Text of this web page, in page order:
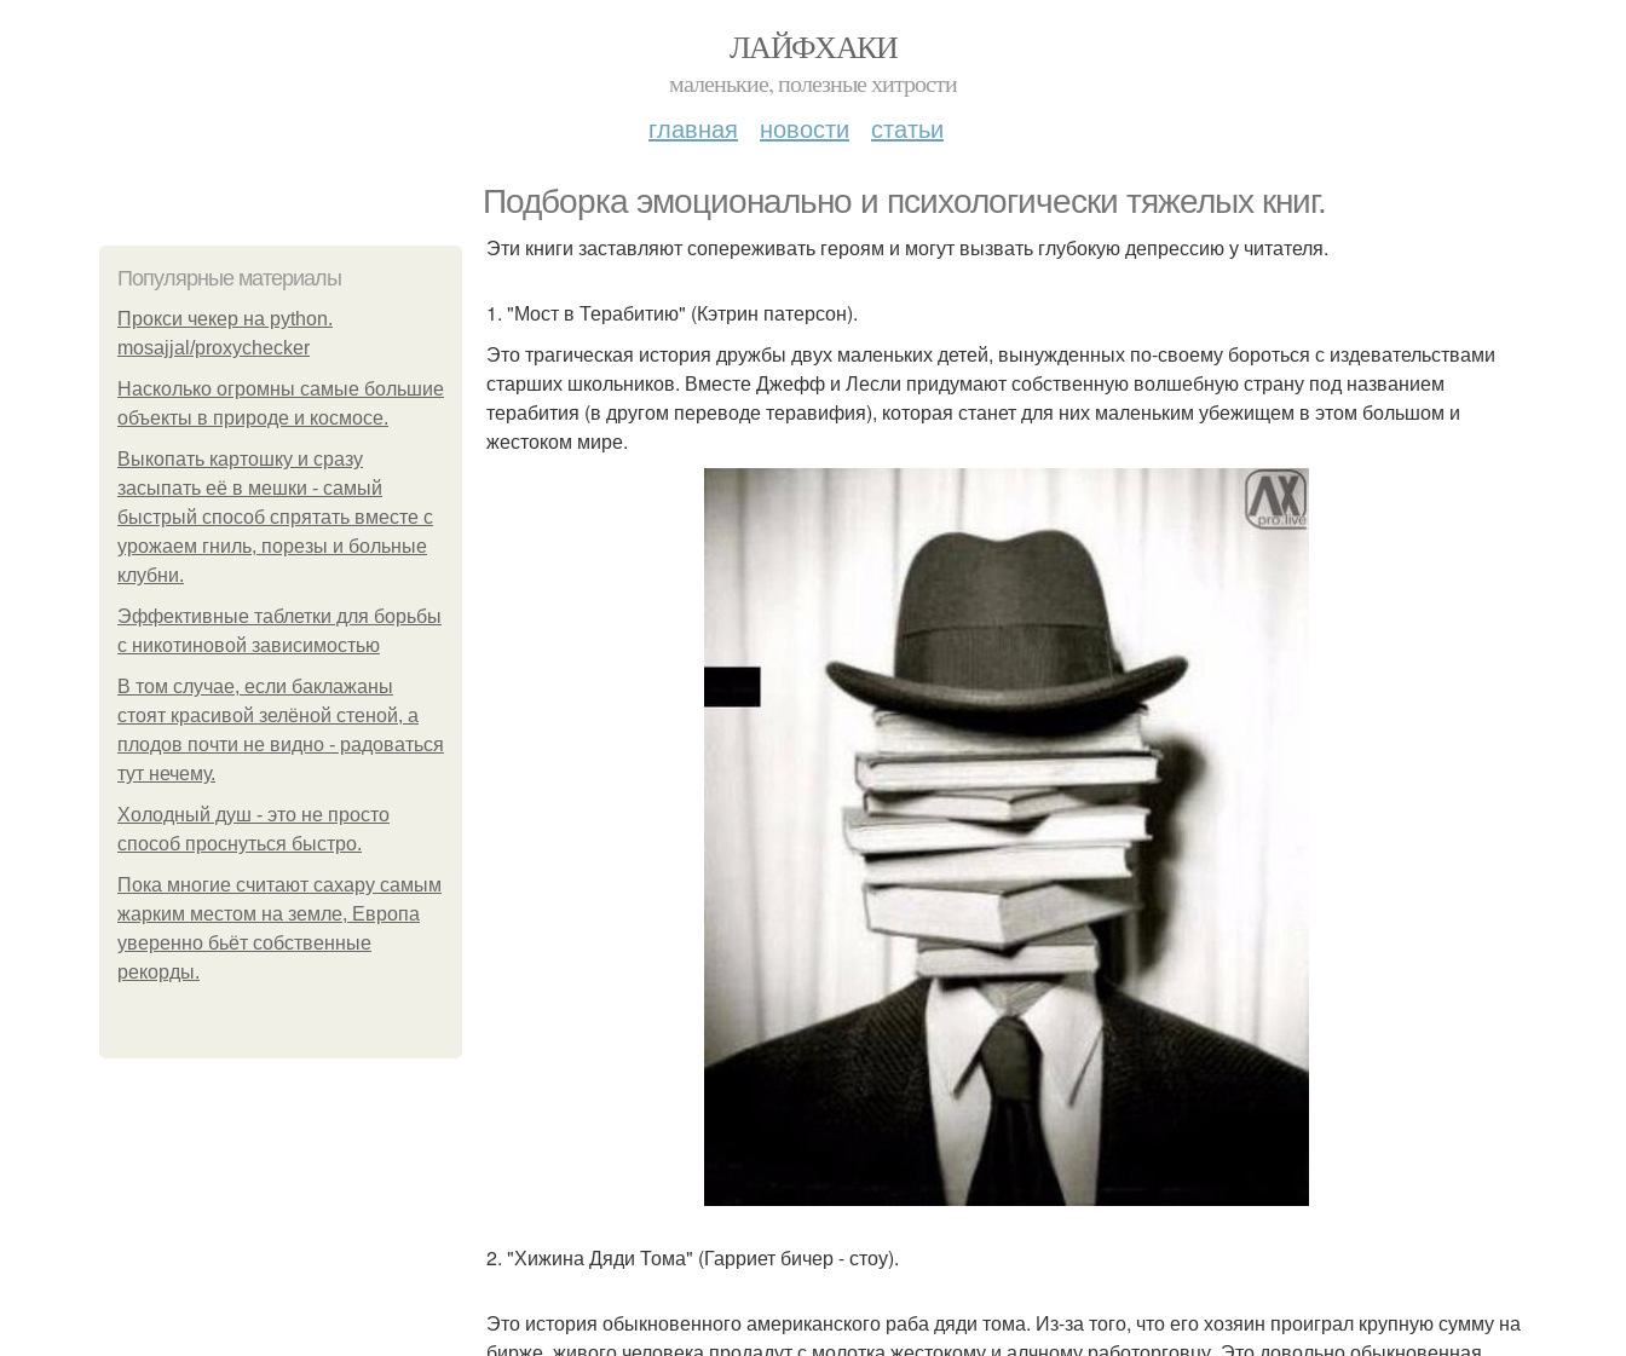
ЛАЙФХАКИ
маленькие, полезные хитрости
главная новости статьи
Подборка эмоционально и психологически тяжелых книг.
Популярные материалы
Прокси чекер на python.
mosajjal/proxychecker
Насколько огромны самые большие
объекты в природе и космосе.
Выкопать картошку и сразу
засыпать её в мешки - самый
быстрый способ спрятать вместе с
урожаем гниль, порезы и больные
клубни.
Эффективные таблетки для борьбы
с никотиновой зависимостью
В том случае, если баклажаны
стоят красивой зелёной стеной, а
плодов почти не видно - радоваться
тут нечему.
Холодный душ - это не просто
способ проснуться быстро.
Пока многие считают сахару самым
жарким местом на земле, Европа
уверенно бьёт собственные
рекорды.
Эти книги заставляют сопереживать героям и могут вызвать глубокую депрессию у читателя.
1. "Мост в Терабитию" (Кэтрин патерсон).
Это трагическая история дружбы двух маленьких детей, вынужденных по-своему бороться с издевательствами
старших школьников. Вместе Джефф и Лесли придумают собственную волшебную страну под названием
терабития (в другом переводе теравифия), которая станет для них маленьким убежищем в этом большом и
жестоком мире.
2. "Хижина Дяди Тома" (Гарриет бичер - стоу).
Это история обыкновенного американского раба дяди тома. Из-за того, что его хозяин проиграл крупную сумму на